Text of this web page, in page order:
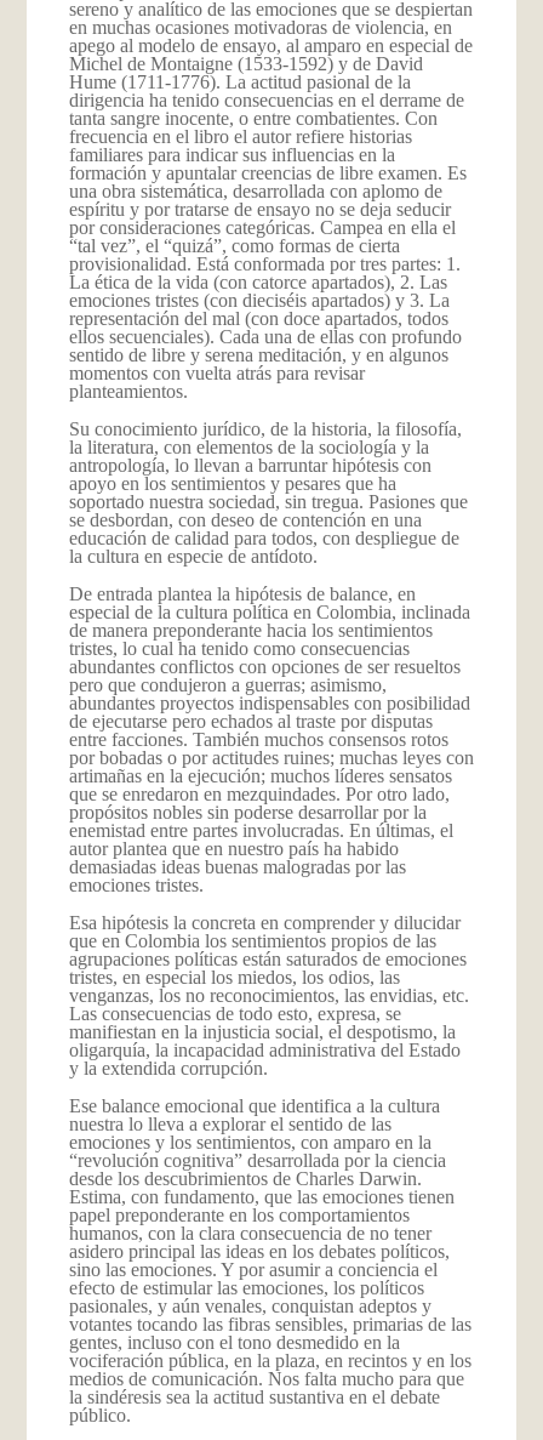
sereno y analítico de las emociones que se despiertan
en muchas ocasiones motivadoras de violencia, en
apego al modelo de ensayo, al amparo en especial de
Michel de Montaigne (1533-1592) y de David
Hume (1711-1776). La actitud pasional de la
dirigencia ha tenido consecuencias en el derrame de
tanta sangre inocente, o entre combatientes. Con
frecuencia en el libro el autor refiere historias
familiares para indicar sus influencias en la
formación y apuntalar creencias de libre examen. Es
una obra sistemática, desarrollada con aplomo de
espíritu y por tratarse de ensayo no se deja seducir
por consideraciones categóricas. Campea en ella el
“tal vez”, el “quizá”, como formas de cierta
provisionalidad. Está conformada por tres partes: 1.
La ética de la vida (con catorce apartados), 2. Las
emociones tristes (con dieciséis apartados) y 3. La
representación del mal (con doce apartados, todos
ellos secuenciales). Cada una de ellas con profundo
sentido de libre y serena meditación, y en algunos
momentos con vuelta atrás para revisar
planteamientos.
Su conocimiento jurídico, de la historia, la filosofía,
la literatura, con elementos de la sociología y la
antropología, lo llevan a barruntar hipótesis con
apoyo en los sentimientos y pesares que ha
soportado nuestra sociedad, sin tregua. Pasiones que
se desbordan, con deseo de contención en una
educación de calidad para todos, con despliegue de
la cultura en especie de antídoto.
De entrada plantea la hipótesis de balance, en
especial de la cultura política en Colombia, inclinada
de manera preponderante hacia los sentimientos
tristes, lo cual ha tenido como consecuencias
abundantes conflictos con opciones de ser resueltos
pero que condujeron a guerras; asimismo,
abundantes proyectos indispensables con posibilidad
de ejecutarse pero echados al traste por disputas
entre facciones. También muchos consensos rotos
por bobadas o por actitudes ruines; muchas leyes con
artimañas en la ejecución; muchos líderes sensatos
que se enredaron en mezquindades. Por otro lado,
propósitos nobles sin poderse desarrollar por la
enemistad entre partes involucradas. En últimas, el
autor plantea que en nuestro país ha habido
demasiadas ideas buenas malogradas por las
emociones tristes.
Esa hipótesis la concreta en comprender y dilucidar
que en Colombia los sentimientos propios de las
agrupaciones políticas están saturados de emociones
tristes, en especial los miedos, los odios, las
venganzas, los no reconocimientos, las envidias, etc.
Las consecuencias de todo esto, expresa, se
manifiestan en la injusticia social, el despotismo, la
oligarquía, la incapacidad administrativa del Estado
y la extendida corrupción.
Ese balance emocional que identifica a la cultura
nuestra lo lleva a explorar el sentido de las
emociones y los sentimientos, con amparo en la
“revolución cognitiva” desarrollada por la ciencia
desde los descubrimientos de Charles Darwin.
Estima, con fundamento, que las emociones tienen
papel preponderante en los comportamientos
humanos, con la clara consecuencia de no tener
asidero principal las ideas en los debates políticos,
sino las emociones. Y por asumir a conciencia el
efecto de estimular las emociones, los políticos
pasionales, y aún venales, conquistan adeptos y
votantes tocando las fibras sensibles, primarias de las
gentes, incluso con el tono desmedido en la
vociferación pública, en la plaza, en recintos y en los
medios de comunicación. Nos falta mucho para que
la sindéresis sea la actitud sustantiva en el debate
público.